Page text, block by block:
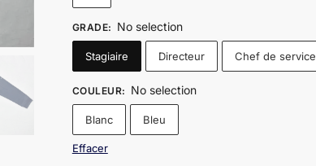
GRADE: No selection
Stagiaire Directeur Chef de service
COULEUR: No selection
Blanc Bleu
Effacer